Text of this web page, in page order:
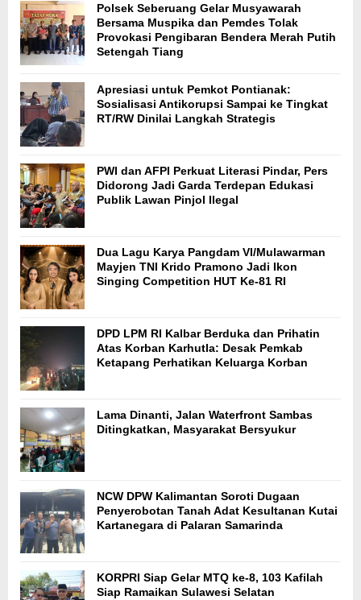
Polsek Seberuang Gelar Musyawarah
Bersama Muspika dan Pemdes Tolak
Provokasi Pengibaran Bendera Merah Putih
Setengah Tiang
Apresiasi untuk Pemkot Pontianak:
Sosialisasi Antikorupsi Sampai ke Tingkat
RT/RW Dinilai Langkah Strategis
PWI dan AFPI Perkuat Literasi Pindar, Pers
Didorong Jadi Garda Terdepan Edukasi
Publik Lawan Pinjol Ilegal
Dua Lagu Karya Pangdam VI/Mulawarman
Mayjen TNI Krido Pramono Jadi Ikon
Singing Competition HUT Ke-81 RI
DPD LPM RI Kalbar Berduka dan Prihatin
Atas Korban Karhutla: Desak Pemkab
Ketapang Perhatikan Keluarga Korban
Lama Dinanti, Jalan Waterfront Sambas
Ditingkatkan, Masyarakat Bersyukur
NCW DPW Kalimantan Soroti Dugaan
Penyerobotan Tanah Adat Kesultanan Kutai
Kartanegara di Palaran Samarinda
KORPRI Siap Gelar MTQ ke-8, 103 Kafilah
Siap Ramaikan Sulawesi Selatan